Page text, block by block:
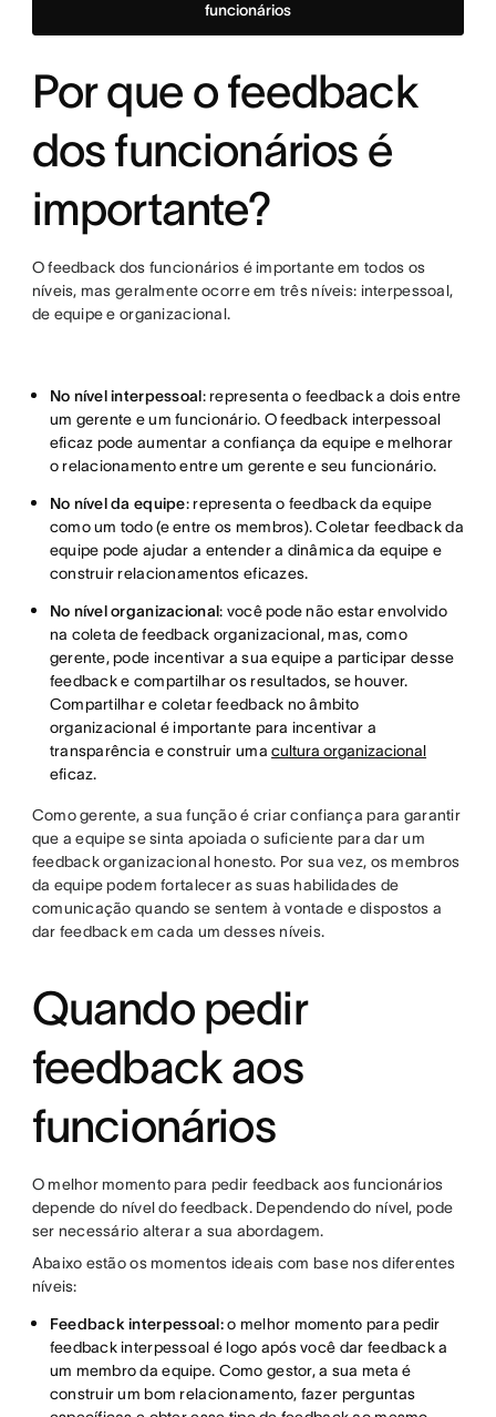
funcionários
Por que o feedback
dos funcionários é
importante?
O feedback dos funcionários é importante em todos os
níveis, mas geralmente ocorre em três níveis: interpessoal,
de equipe e organizacional.
No nível interpessoal: representa o feedback a dois entre
um gerente e um funcionário. O feedback interpessoal
eficaz pode aumentar a confiança da equipe e melhorar
o relacionamento entre um gerente e seu funcionário.
No nível da equipe: representa o feedback da equipe
como um todo (e entre os membros). Coletar feedback da
equipe pode ajudar a entender a dinâmica da equipe e
construir relacionamentos eficazes.
No nível organizacional: você pode não estar envolvido
na coleta de feedback organizacional, mas, como
gerente, pode incentivar a sua equipe a participar desse
feedback e compartilhar os resultados, se houver.
Compartilhar e coletar feedback no âmbito
organizacional é importante para incentivar a
transparência e construir umacultura organizacional
eficaz.
Como gerente, a sua função é criar confiança para garantir
que a equipe se sinta apoiada o suficiente para dar um
feedback organizacional honesto. Por sua vez, os membros
da equipe podem fortalecer as suas habilidades de
comunicação quando se sentem à vontade e dispostos a
dar feedback em cada um desses níveis.
Quando pedir
feedback aos
funcionários
O melhor momento para pedir feedback aos funcionários
depende do nível do feedback. Dependendo do nível, pode
ser necessário alterar a sua abordagem.
Abaixo estão os momentos ideais com base nos diferentes
níveis:
Feedback interpessoal:o melhor momento para pedir
feedback interpessoal é logo após você dar feedback a
um membro da equipe. Como gestor, a sua meta é
construir um bom relacionamento, fazer perguntas